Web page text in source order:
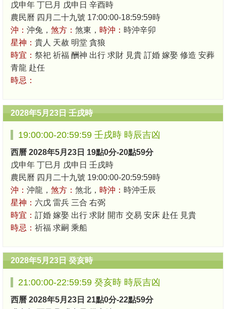
戊申年 丁巳月 戊申日 辛酉時
農民曆 四月二十九號 17:00:00-18:59:59時
沖： 沖兔， 煞方： 煞東， 時沖： 時沖辛卯
星神： 貴人 天赦 明堂 貪狼
時宜： 祭祀 祈福 酬神 出行 求財 見貴 訂婚 嫁娶 修造 安葬
青龍 赴任
時忌：
2028年5月23日 壬戌時
19:00:00-20:59:59 壬戌時 時辰吉凶
西曆 2028年5月23日 19點0分-20點59分
戊申年 丁巳月 戊申日 壬戌時
農民曆 四月二十九號 19:00:00-20:59:59時
沖： 沖龍， 煞方： 煞北， 時沖： 時沖壬辰
星神： 六戊 雷兵 三合 右弼
時宜： 訂婚 嫁娶 出行 求財 開市 交易 安床 赴任 見貴
時忌： 祈福 求嗣 乘船
2028年5月23日 癸亥時
21:00:00-22:59:59 癸亥時 時辰吉凶
西曆 2028年5月23日 21點0分-22點59分